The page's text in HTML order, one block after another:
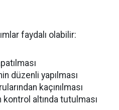
faydalı olabilir:
düzenli yapılması
kaçınılması
altında tutulması